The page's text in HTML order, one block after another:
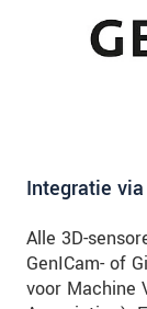
Integratie
Alle 3D-
GenICam- of
voor Machine